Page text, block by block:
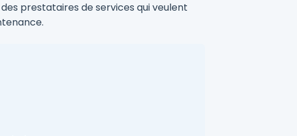
prestataires de services qui veulent